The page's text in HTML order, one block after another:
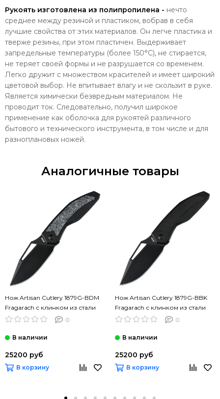
Рукоять изготовлена из полипропилена - нечто
среднее между резиной и пластиком, вобрав в себя
лучшие свойства от этих материалов. Он легче пластика и
тверже резины, при этом пластичен. Выдерживает
запредельные температуры (более 150°C), не стирается,
не теряет своей формы и не разрушается со временем.
Легко дружит с множеством красителей и имеет широкий
цветовой выбор. Не впитывает влагу и не скользит в руке.
Является химически безвредным материалом. Не
проводит ток. Следовательно, получил широкое
применение как оболочка для рукоятей различного
бытового и технического инструмента, в том числе и для
разноплановых ножей.
Аналогичные товары
Нож Artisan Cutlery 1879G-BDM
Fragarach с клинком из стали
CPM S90V, рукоять Titan /
0
25200 руб
В корзину
Нож Artisan Cutlery 1879G-BBK
Fragarach с клинком из стали
CPM S90V, рукоять Titan /
0
25200 руб
В корзину